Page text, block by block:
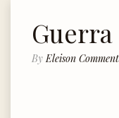
By Eleison